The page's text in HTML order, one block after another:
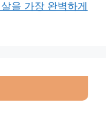
을 가장 완벽하게